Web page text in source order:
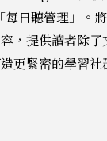
日聽管理」。
，提供讀者除了
更緊密的學習社